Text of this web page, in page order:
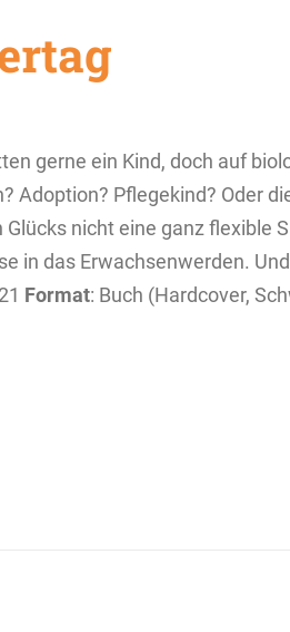
gerne ein Kind, doch auf
Adoption? Pflegekind? Oder
nicht eine ganz flexible
in das Erwachsenwerden.
Format: Buch (Hardcover,